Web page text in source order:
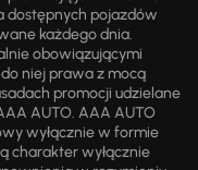
dostępnych pojazdów
każdego dnia.
obowiązującymi
niej prawa z mocą
promocji udzielane
AUTO. AAA AUTO
wyłącznie w formie
charakter wyłącznie